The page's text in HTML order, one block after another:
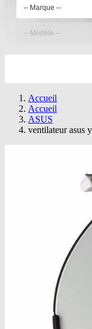
Accueil
Accueil
ASUS
ventilateur asus